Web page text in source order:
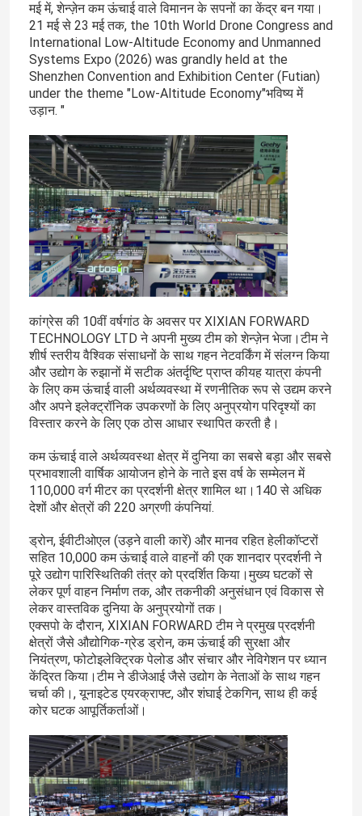
मई में, शेन्ज़ेन कम ऊंचाई वाले विमानन के सपनों का केंद्र बन गया।
21 मई से 23 मई तक, the 10th World Drone Congress and
International Low-Altitude Economy and Unmanned
Systems Expo (2026) was grandly held at the
Shenzhen Convention and Exhibition Center (Futian)
under the theme "Low-Altitude Economy"भविष्य में
उड़ान. "
कांग्रेस की 10वीं वर्षगांठ के अवसर पर XIXIAN FORWARD
TECHNOLOGY LTD ने अपनी मुख्य टीम को शेन्ज़ेन भेजा।टीम ने
शीर्ष स्तरीय वैश्विक संसाधनों के साथ गहन नेटवर्किंग में संलग्न किया
और उद्योग के रुझानों में सटीक अंतर्दृष्टि प्राप्त कीयह यात्रा कंपनी
के लिए कम ऊंचाई वाली अर्थव्यवस्था में रणनीतिक रूप से उद्यम करने
और अपने इलेक्ट्रॉनिक उपकरणों के लिए अनुप्रयोग परिदृश्यों का
विस्तार करने के लिए एक ठोस आधार स्थापित करती है।
कम ऊंचाई वाले अर्थव्यवस्था क्षेत्र में दुनिया का सबसे बड़ा और सबसे
प्रभावशाली वार्षिक आयोजन होने के नाते इस वर्ष के सम्मेलन में
110,000 वर्ग मीटर का प्रदर्शनी क्षेत्र शामिल था।140 से अधिक
देशों और क्षेत्रों की 220 अग्रणी कंपनियां.
ड्रोन, ईवीटीओएल (उड़ने वाली कारें) और मानव रहित हेलीकॉप्टरों
सहित 10,000 कम ऊंचाई वाले वाहनों की एक शानदार प्रदर्शनी ने
पूरे उद्योग पारिस्थितिकी तंत्र को प्रदर्शित किया।मुख्य घटकों से
लेकर पूर्ण वाहन निर्माण तक, और तकनीकी अनुसंधान एवं विकास से
लेकर वास्तविक दुनिया के अनुप्रयोगों तक।
एक्सपो के दौरान, XIXIAN FORWARD टीम ने प्रमुख प्रदर्शनी
क्षेत्रों जैसे औद्योगिक-ग्रेड ड्रोन, कम ऊंचाई की सुरक्षा और
नियंत्रण, फोटोइलेक्ट्रिक पेलोड और संचार और नेविगेशन पर ध्यान
केंद्रित किया।टीम ने डीजेआई जैसे उद्योग के नेताओं के साथ गहन
चर्चा की।, यूनाइटेड एयरक्राफ्ट, और शंघाई टेकगिन, साथ ही कई
कोर घटक आपूर्तिकर्ताओं।